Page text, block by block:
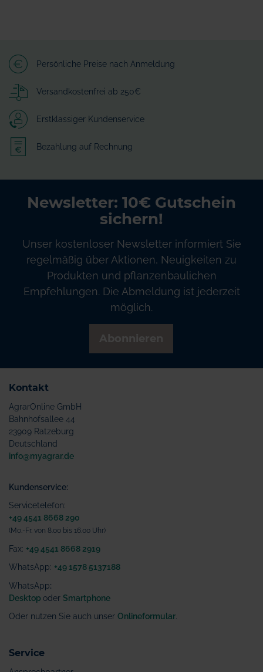
Persönliche Preise nach Anmeldung
Versandkostenfrei ab 250€
Erstklassiger Kundenservice
Bezahlung auf Rechnung
Newsletter: 10€ Gutschein
sichern!
Unser kostenloser Newsletter informiert Sie
regelmäßig über Aktionen, Neuigkeiten zu
Produkten und pflanzenbaulichen
Empfehlungen. Die Abmeldung ist jederzeit
möglich.
Kontakt
AgrarOnline GmbH
Bahnhofsallee 44
23909 Ratzeburg
Deutschland
info@myagrar.de
Kundenservice:
Servicetelefon:
+49 4541 8668 290
(Mo.-Fr. von 8.00 bis 16.00 Uhr)
Fax: +49 4541 8668 2919
WhatsApp: +49 1578 5137188
WhatsApp:
Desktop oder Smartphone
Oder nutzen Sie auch unser Onlineformular
Service